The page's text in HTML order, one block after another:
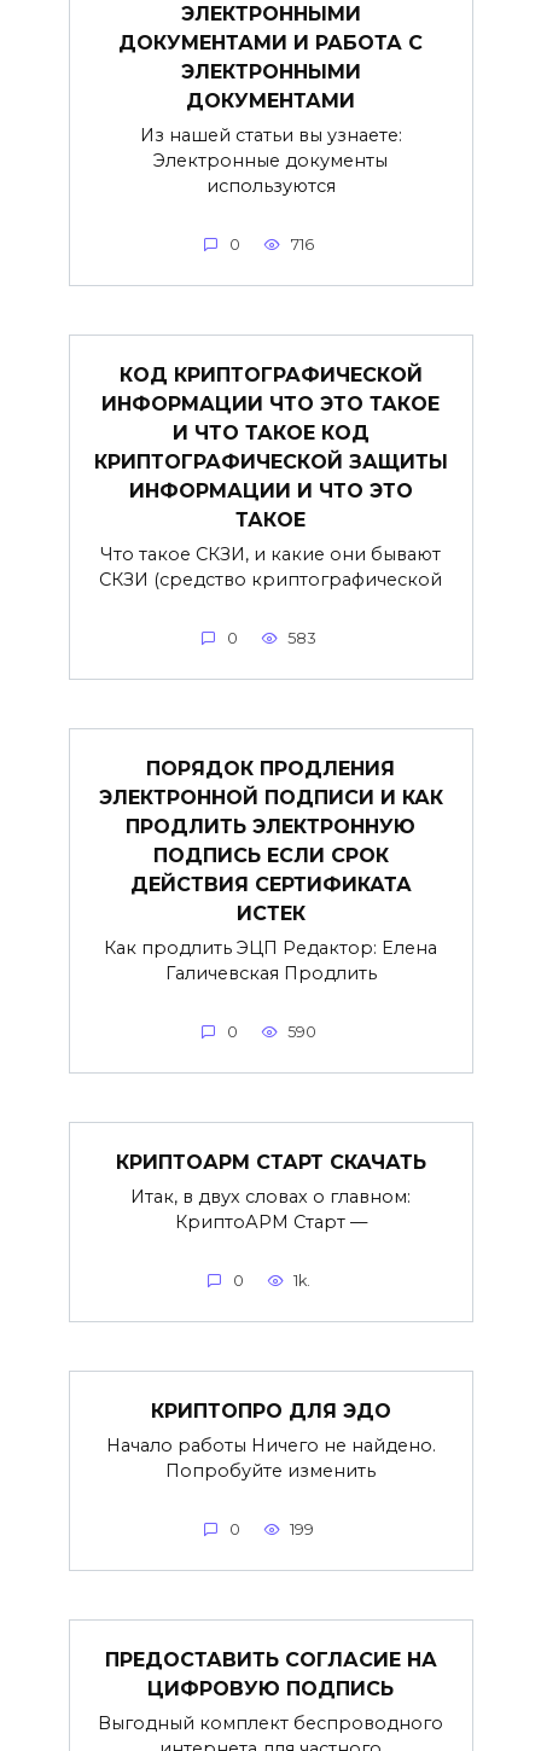
ЭЛЕКТРОННЫМИ
ДОКУМЕНТАМИ И РАБОТА С
ЭЛЕКТРОННЫМИ
ДОКУМЕНТАМИ
Из нашей статьи вы узнаете:
Электронные документы
используются
0 716
КОД КРИПТОГРАФИЧЕСКОЙ
ИНФОРМАЦИИ ЧТО ЭТО ТАКОЕ
И ЧТО ТАКОЕ КОД
КРИПТОГРАФИЧЕСКОЙ ЗАЩИТЫ
ИНФОРМАЦИИ И ЧТО ЭТО
ТАКОЕ
Что такое СКЗИ, и какие они бывают
СКЗИ (средство криптографической
0 583
ПОРЯДОК ПРОДЛЕНИЯ
ЭЛЕКТРОННОЙ ПОДПИСИ И КАК
ПРОДЛИТЬ ЭЛЕКТРОННУЮ
ПОДПИСЬ ЕСЛИ СРОК
ДЕЙСТВИЯ СЕРТИФИКАТА
ИСТЕК
Как продлить ЭЦП Редактор: Елена
Галичевская Продлить
0 590
КРИПТОАРМ СТАРТ СКАЧАТЬ
Итак, в двух словах о главном:
КриптоАРМ Старт —
0 1k.
КРИПТОПРО ДЛЯ ЭДО
Начало работы Ничего не найдено.
Попробуйте изменить
0 199
ПРЕДОСТАВИТЬ СОГЛАСИЕ НА
ЦИФРОВУЮ ПОДПИСЬ
Выгодный комплект беспроводного